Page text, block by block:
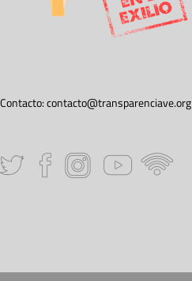
Contacto:contacto@transparenciave.org